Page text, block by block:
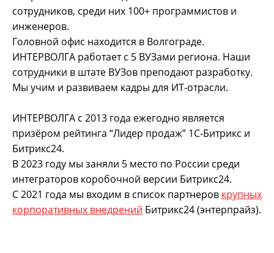
сотрудников, среди них 100+ программистов и
инженеров.
Головной офис находится в Волгограде.
ИНТЕРВОЛГА работает с 5 ВУЗами региона. Наши
сотрудники в штате ВУЗов преподают разработку.
Мы учим и развиваем кадры для ИТ-отрасли.
ИНТЕРВОЛГА с 2013 года ежегодно является
призёром рейтинга “Лидер продаж” 1С-Битрикс и
Битрикс24.
В 2023 году мы заняли 5 место по России среди
интеграторов коробочной версии Битрикс24.
С 2021 года мы входим в список партнеров крупных
корпоративных внедрений Битрикс24 (энтерпрайз).